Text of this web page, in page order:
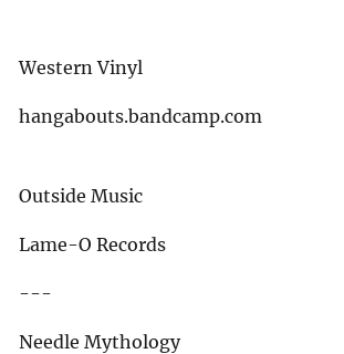
Western Vinyl
hangabouts.bandcamp.com
Outside Music
Lame-O Records
---
Needle Mythology